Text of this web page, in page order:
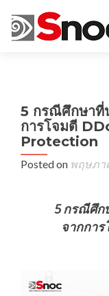
5 กรณีศึกษาที่
การโจมตี
Protection
Posted on พฤษภา
5 กรณีศึก
จากกา